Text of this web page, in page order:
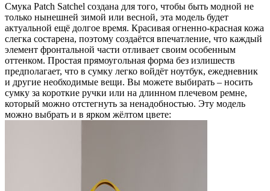
Смука Patch Satchel создана для того, чтобы быть модной не
только нынешней зимой или весной, эта модель будет
актуальной ещё долгое время. Красивая огненно-красная кожа
слегка состарена, поэтому создаётся впечатление, что каждый
элемент фронтальной части отливает своим особенным
оттенком. Простая прямоугольная форма без излишеств
предполагает, что в сумку легко войдёт ноутбук, ежедневник
и другие необходимые вещи. Вы можете выбирать – носить
сумку за короткие ручки или на длинном плечевом ремне,
который можно отстегнуть за ненадобностью. Эту модель
можно выбрать и в ярком жёлтом цвете: